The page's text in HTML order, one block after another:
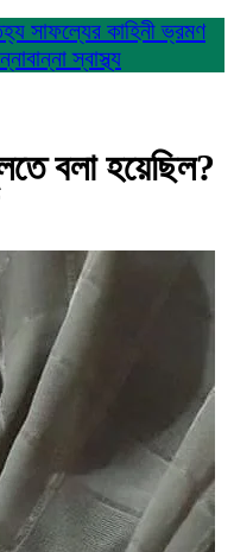
সাফল্যের কাহিনীভ্রমণ
স্বাস্থ্য
বলা হয়েছিল?